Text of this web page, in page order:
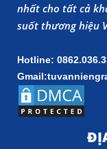
nhất cho tất cả
suốt thương hiệu
Hotline: